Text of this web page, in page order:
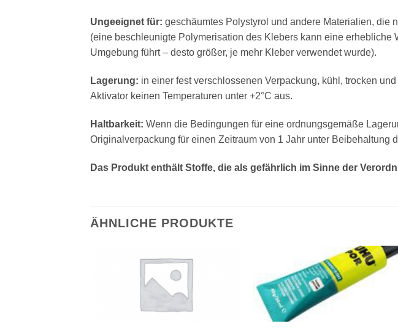
Ungeeignet für: geschäumtes Polystyrol und andere Materialien, die
(eine beschleunigte Polymerisation des Klebers kann eine
Umgebung führt – desto größer, je mehr Kleber verwendet wurde).
Lagerung: in einer fest verschlossenen Verpackung, kühl, trocken
Aktivator keinen Temperaturen unter +2°C aus.
Haltbarkeit: Wenn die Bedingungen für eine ordnungsgemäße
Originalverpackung für einen Zeitraum von 1 Jahr unter Beibehaltung
Das Produkt enthält Stoffe, die als gefährlich im Sinne der
ÄHNLICHE PRODUKTE